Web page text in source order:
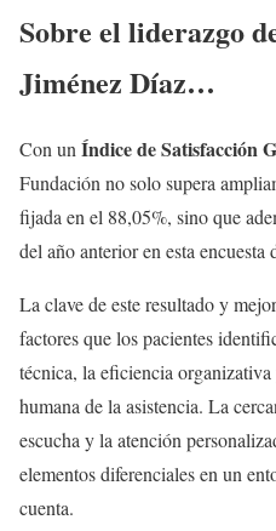
Sobre el liderazgo
Jiménez Díaz…
Con un Índice de Satisfacción
Fundación no solo supera
fijada en el 88,05%, sino que
del año anterior en esta
La clave de este resultado y
factores que los pacientes
técnica, la eficiencia
humana de la asistencia. La
escucha y la atención
elementos diferenciales en un
cuenta.